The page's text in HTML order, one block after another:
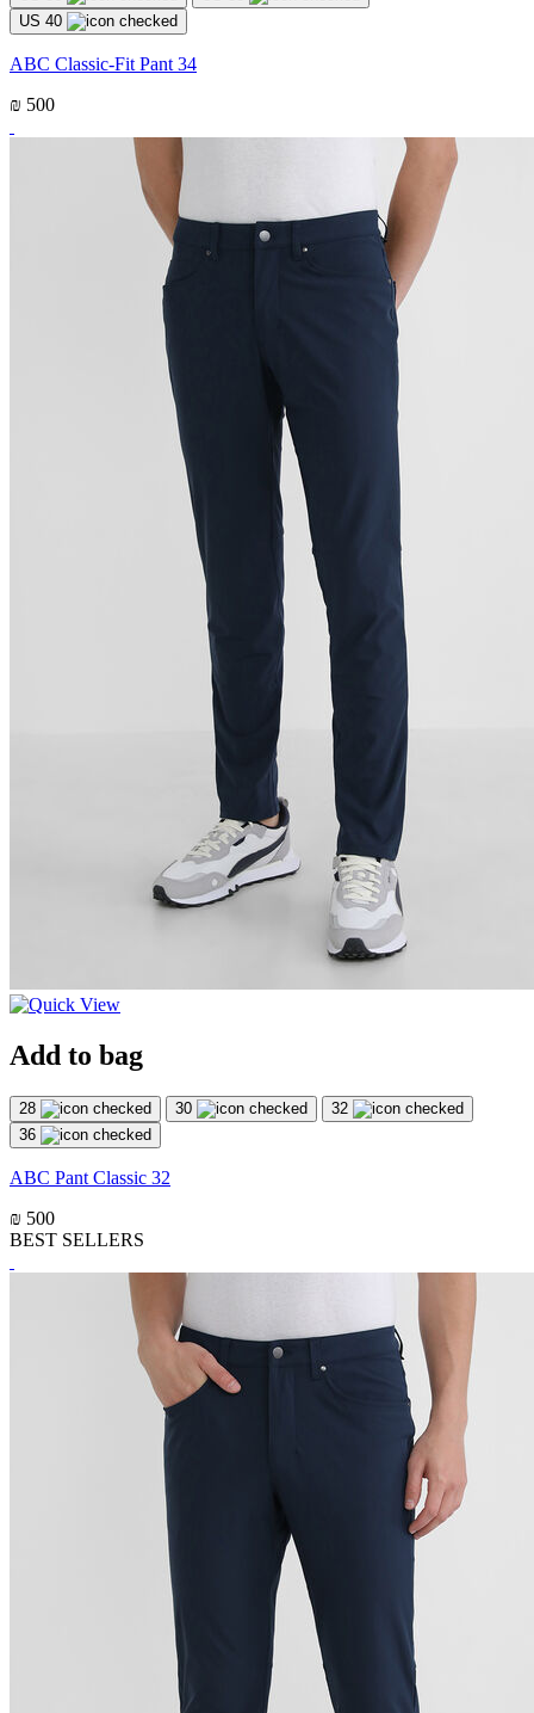
US 40
ABC Classic-Fit Pant 34
₪ 500
Add to bag
28 30
32
36
ABC Pant Classic 32
₪ 500
BEST SELLERS